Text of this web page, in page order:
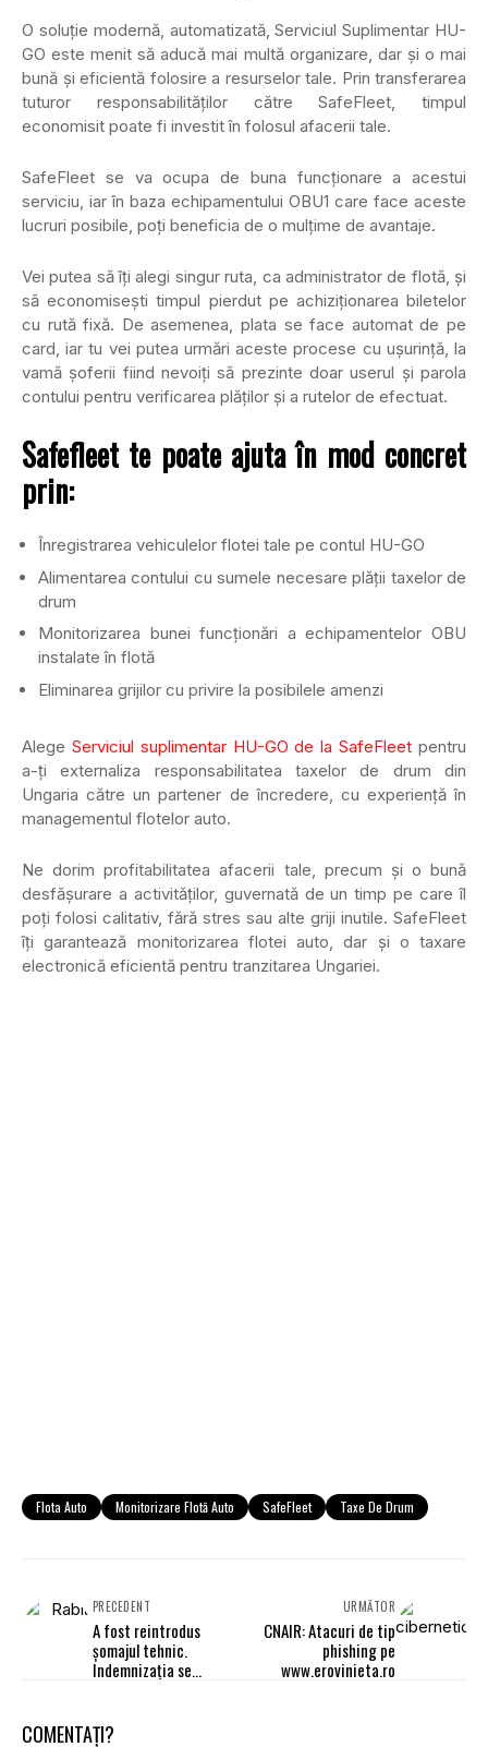
O soluție modernă, automatizată, Serviciul Suplimentar HU-
GO este menit să aducă mai multă organizare, dar și o mai
bună și eficientă folosire a resurselor tale. Prin transferarea
tuturor responsabilităților către SafeFleet, timpul
economisit poate fi investit în folosul afacerii tale.
SafeFleet se va ocupa de buna funcționare a acestui
serviciu, iar în baza echipamentului OBU1 care face aceste
lucruri posibile, poți beneficia de o mulțime de avantaje.
Vei putea să îți alegi singur ruta, ca administrator de flotă, și
să economisești timpul pierdut pe achiziționarea biletelor
cu rută fixă. De asemenea, plata se face automat de pe
card, iar tu vei putea urmări aceste procese cu ușurință, la
vamă șoferii fiind nevoiți să prezinte doar userul și parola
contului pentru verificarea plăților și a rutelor de efectuat.
Safefleet te poate ajuta în mod concret
prin:
Înregistrarea vehiculelor flotei tale pe contul HU-GO
Alimentarea contului cu sumele necesare plății taxelor de
drum
Monitorizarea bunei funcționări a echipamentelor OBU
instalate în flotă
Eliminarea grijilor cu privire la posibilele amenzi
Alege Serviciul suplimentar HU-GO de la SafeFleet pentru
a-ți externaliza responsabilitatea taxelor de drum din
Ungaria către un partener de încredere, cu experiență în
managementul flotelor auto.
Ne dorim profitabilitatea afacerii tale, precum și o bună
desfășurare a activităților, guvernată de un timp pe care îl
poți folosi calitativ, fără stres sau alte griji inutile. SafeFleet
îți garantează monitorizarea flotei auto, dar și o taxare
electronică eficientă pentru tranzitarea Ungariei.
Flota Auto Monitorizare Flotă Auto SafeFleet Taxe De Drum
PRECEDENT
A fost reintrodus
șomajul tehnic.
Indemnizaţia se
URMĂTOR
CNAIR: Atacuri de tip
phishing pe
www.erovinieta.ro
COMENTAȚI?